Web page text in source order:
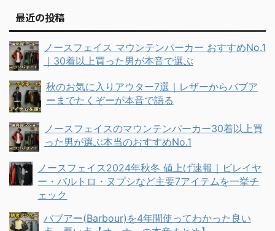
最近の投稿
ノースフェイス マウンテンパーカー おすすめNo.1
｜30着以上買った男が本音で選ぶ
秋のお気に入りアウター7選｜レザーからバブア
ーまでたくぞーが本音で語る
ノースフェイスのマウンテンパーカー30着以上買
った男が選ぶ本当のおすすめNo.1
ノースフェイス2024年秋冬 値上げ速報｜ビレイヤ
ー・バルトロ・ヌプシなど主要7アイテムを一挙チ
ェック
バブアー(Barbour)を4年間使ってわかった良い